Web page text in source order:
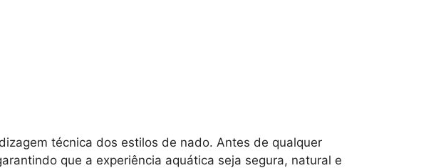
técnica dos estilos de nado. Antes de qualquer
que a experiência aquática seja segura, natural e